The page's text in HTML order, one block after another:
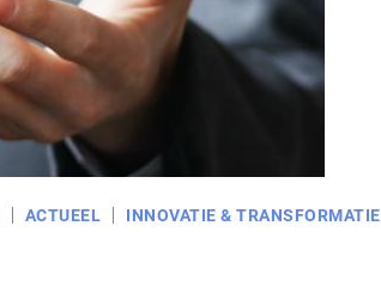
ACTUEEL
INNOVATIE & TRANSFORMATIE